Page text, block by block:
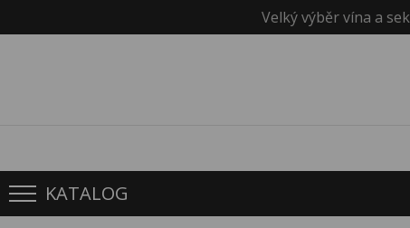
Velký výběr vína a
KATALOG